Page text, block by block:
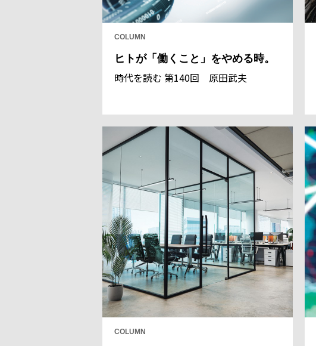
COLUMN
ヒトが「働くこと」をやめる時。
時代を読む 第140回 原田武夫
COLUMN